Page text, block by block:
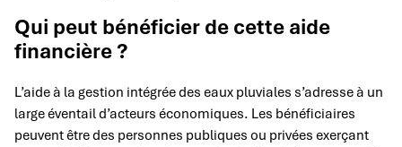
Qui peut bénéficier de cette aide
financière ?
L’aide à la gestion intégrée des eaux pluviales s’adresse à un
large éventail d’acteurs économiques. Les bénéficiaires
peuvent être des personnes publiques ou privées exerçant